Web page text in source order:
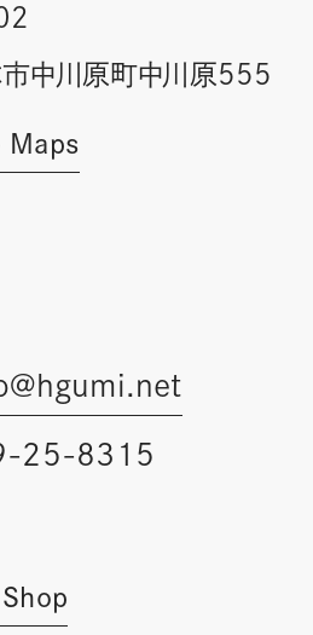
中川原町中川原555
Maps
25-8315